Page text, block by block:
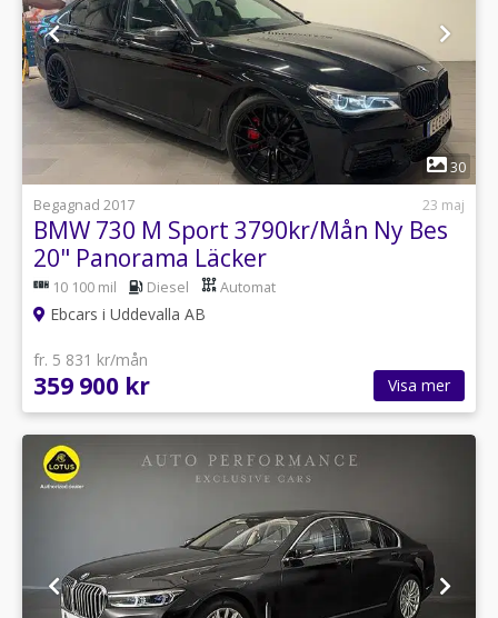
1
30
Begagnad 2017
23 maj
BMW 730 M Sport 3790kr/Mån Ny Bes
20" Panorama Läcker
10 100 mil Diesel Automat
Ebcars i Uddevalla AB
fr. 5 831 kr/mån
359 900 kr Visa mer